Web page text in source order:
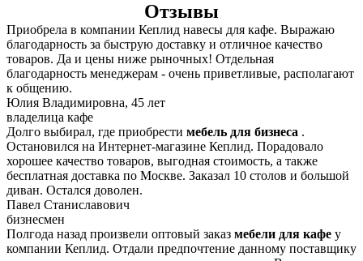
Отзывы
Приобрела в компании Кеплид навесы для кафе. Выражаю
благодарность за быструю доставку и отличное качество
товаров. Да и цены ниже рыночных! Отдельная
благодарность менеджерам - очень приветливые, располагают
к общению.
Юлия Владимировна, 45 лет
владелица кафе
Долго выбирал, где приобрести мебель для бизнеса .
Остановился на Интернет-магазине Кеплид. Порадовало
хорошее качество товаров, выгодная стоимость, а также
бесплатная доставка по Москве. Заказал 10 столов и большой
диван. Остался доволен.
Павел Станиславович
бизнесмен
Полгода назад произвели оптовый заказ мебели для кафе у
компании Кеплид. Отдали предпочтение данному поставщику